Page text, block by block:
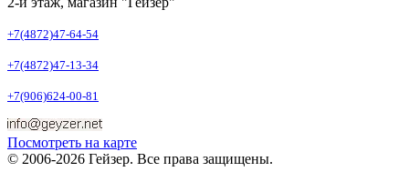
+7(4872)47-64-54
+7(4872)47-13-34
+7(906)624-00-81
Посмотреть на карте
© 2006-2026 Гейзер. Все права защищены.